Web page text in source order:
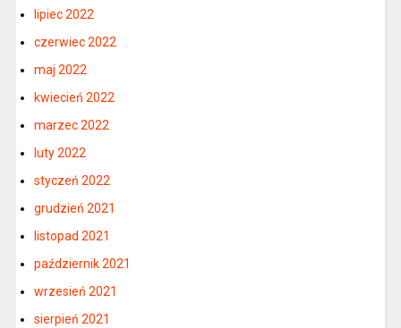
lipiec 2022
czerwiec 2022
maj 2022
kwiecień 2022
marzec 2022
luty 2022
styczeń 2022
grudzień 2021
listopad 2021
październik 2021
wrzesień 2021
sierpień 2021